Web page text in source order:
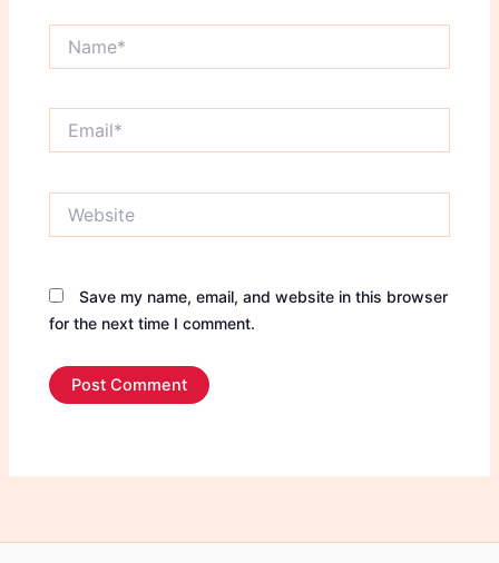
Save my name, email, and website in this browser
for the next time I comment.